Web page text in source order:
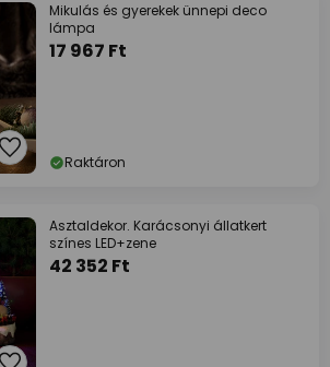
Mikulás és gyerekek ünnepi deco
lámpa
17 967 Ft
Raktáron
Asztaldekor. Karácsonyi állatkert
színes LED+zene
42 352 Ft